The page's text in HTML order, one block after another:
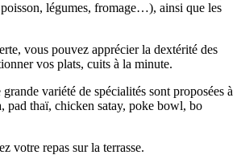
légumes, fromage…), ainsi que les
vous pouvez apprécier la dextérité des
vos plats, cuits à la minute.
variété de spécialités sont proposées à
pad thaï, chicken satay, poke bowl, bo
votre repas sur la terrasse.